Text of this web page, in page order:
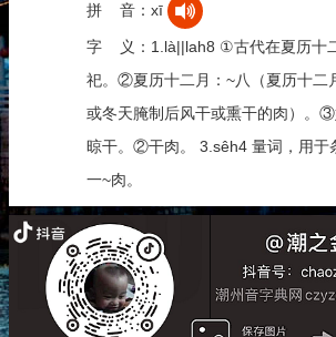
拼 音：xī
字 义：1.là||lah8 ①古代在夏历十
祀。②夏历十二月：~八（夏历十二
或冬天腌制后风干或熏干的肉）。
晾干。②干肉。 3.sêh4 量词，用于
一~肉。